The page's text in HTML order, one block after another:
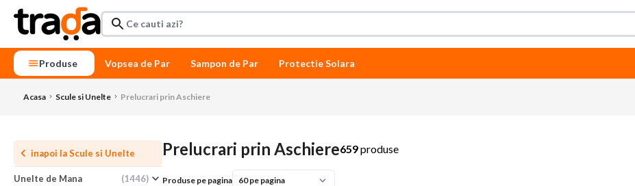
Produse Vopsea de Par Sampon de Par Protectie Solara
Acasa Scule si Unelte Prelucrari prin Aschiere
inapoi laScule si Unelte
Unelte de Mana (1446)
Prelucrari prin Aschiere659produse
Produse pe pagina